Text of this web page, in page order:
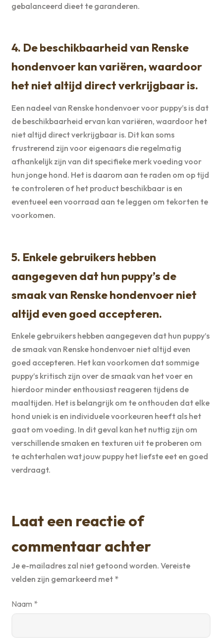
gebalanceerd dieet te garanderen.
4. De beschikbaarheid van Renske
hondenvoer kan variëren, waardoor
het niet altijd direct verkrijgbaar is.
Een nadeel van Renske hondenvoer voor puppy’s is dat
de beschikbaarheid ervan kan variëren, waardoor het
niet altijd direct verkrijgbaar is. Dit kan soms
frustrerend zijn voor eigenaars die regelmatig
afhankelijk zijn van dit specifieke merk voeding voor
hun jonge hond. Het is daarom aan te raden om op tijd
te controleren of het product beschikbaar is en
eventueel een voorraad aan te leggen om tekorten te
voorkomen.
5. Enkele gebruikers hebben
aangegeven dat hun puppy’s de
smaak van Renske hondenvoer niet
altijd even goed accepteren.
Enkele gebruikers hebben aangegeven dat hun puppy’s
de smaak van Renske hondenvoer niet altijd even
goed accepteren. Het kan voorkomen dat sommige
puppy’s kritisch zijn over de smaak van het voer en
hierdoor minder enthousiast reageren tijdens de
maaltijden. Het is belangrijk om te onthouden dat elke
hond uniek is en individuele voorkeuren heeft als het
gaat om voeding. In dit geval kan het nuttig zijn om
verschillende smaken en texturen uit te proberen om
te achterhalen wat jouw puppy het liefste eet en goed
verdraagt.
Laat een reactie of
commentaar achter
Je e-mailadres zal niet getoond worden. Vereiste
velden zijn gemarkeerd met *
Naam *